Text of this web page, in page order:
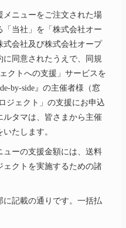
ニューをご注文された場
「当社」を「株式会社オー
式会社及び株式会社オープ
同意されたうえで、同規
クトへの支援」サービスを
by-side』の主催者様（窓
ジェクト」の支援にお申込
タマは、皆さまから主催
たします。
ーの支援金額には、送料
クトを実施するための諸
記載の通りです。一括払